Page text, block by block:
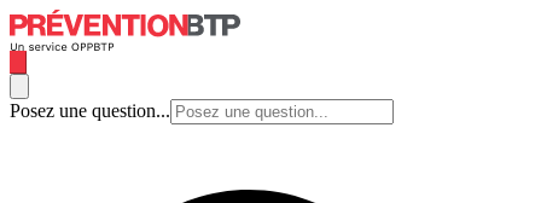
Posez une question...